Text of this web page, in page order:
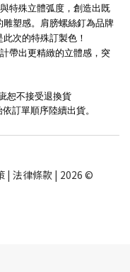
特殊立體弧度，創造出既
塑感。肩膀螺絲釘為品牌
次的特殊訂製色！
帶出更精緻的立體感，突
恕不接受退換貨
依訂單順序陸續出貨。
| 法律條款| 2026 ©